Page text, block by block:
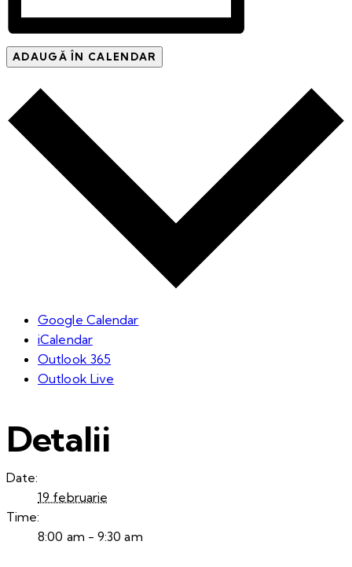
ADAUGĂ ÎN CALENDAR
Google Calendar
iCalendar
Outlook 365
Outlook Live
Detalii
Date:
19 februarie
Time:
8:00 am - 9:30 am